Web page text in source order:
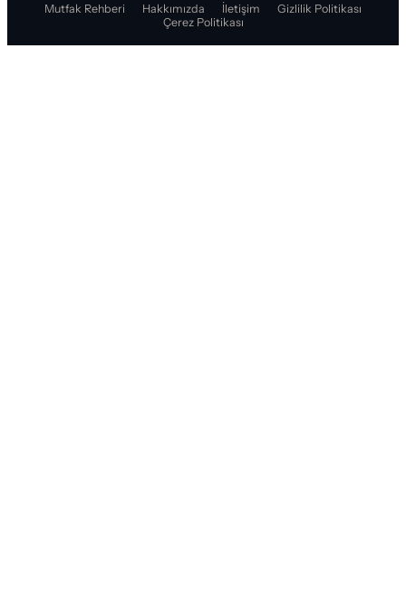
Mutfak Rehberi Hakkımızda İletişim
Gizlilik Politikası
Çerez Politikası